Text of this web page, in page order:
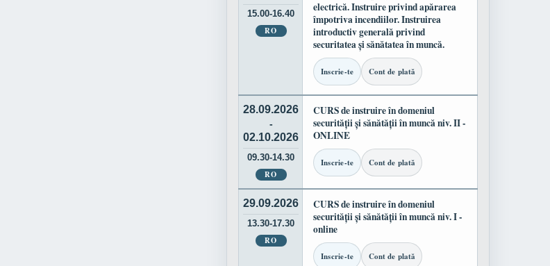
15.00-16.40
RO
electrică. Instruire privind apărarea
împotriva incendiilor. Instruirea
introductiv generală privind
securitatea și sănătatea în muncă.
Inscrie-te Cont de plată
28.09.2026
-
02.10.2026
09.30-14.30
RO
CURS de instruire în domeniul
securității și sănătății în muncă niv. II -
ONLINE
Inscrie-te Cont de plată
29.09.2026
13.30-17.30
RO
CURS de instruire în domeniul
securității și sănătății în muncă niv. I -
online
Inscrie-te Cont de plată